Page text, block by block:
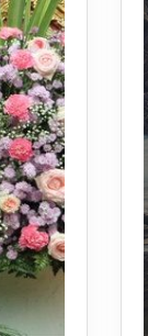
วอล์ค
ผา
เงา
จุด
ชม
วิว
3
แผ่น
ดิน